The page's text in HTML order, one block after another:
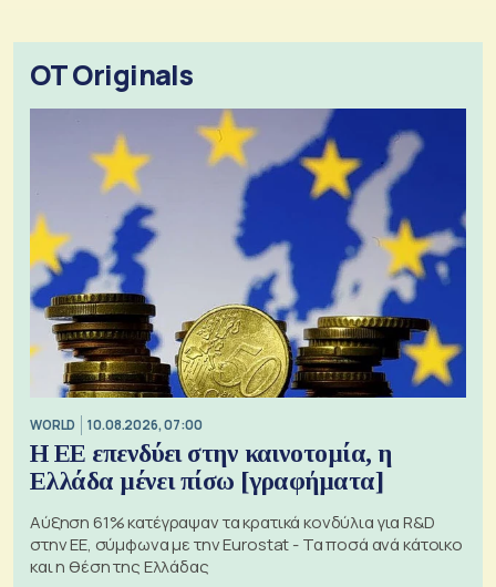
OT Originals
WORLD 10.08.2026, 07:00
Η ΕΕ επενδύει στην καινοτομία, η
Ελλάδα μένει πίσω [γραφήματα]
Αύξηση 61% κατέγραψαν τα κρατικά κονδύλια για R&D
στην ΕΕ, σύμφωνα με την Eurostat - Τα ποσά ανά κάτοικο
και η θέση της Ελλάδας